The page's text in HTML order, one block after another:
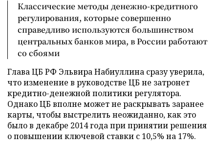
Классические методы денежно-кредитного
регулирования, которые совершенно
справедливо используются большинством
центральных банков мира, в России работают
со сбоями
Глава ЦБ РФ Эльвира Набиуллина сразу уверила,
что изменение в руководстве ЦБ не затронет
кредитно-денежной политики регулятора.
Однако ЦБ вполне может не раскрывать заранее
карты, чтобы выстрелить неожиданно, как это
было в декабре 2014 года при принятии решения
о повышении ключевой ставки с 10,5% на 17%.